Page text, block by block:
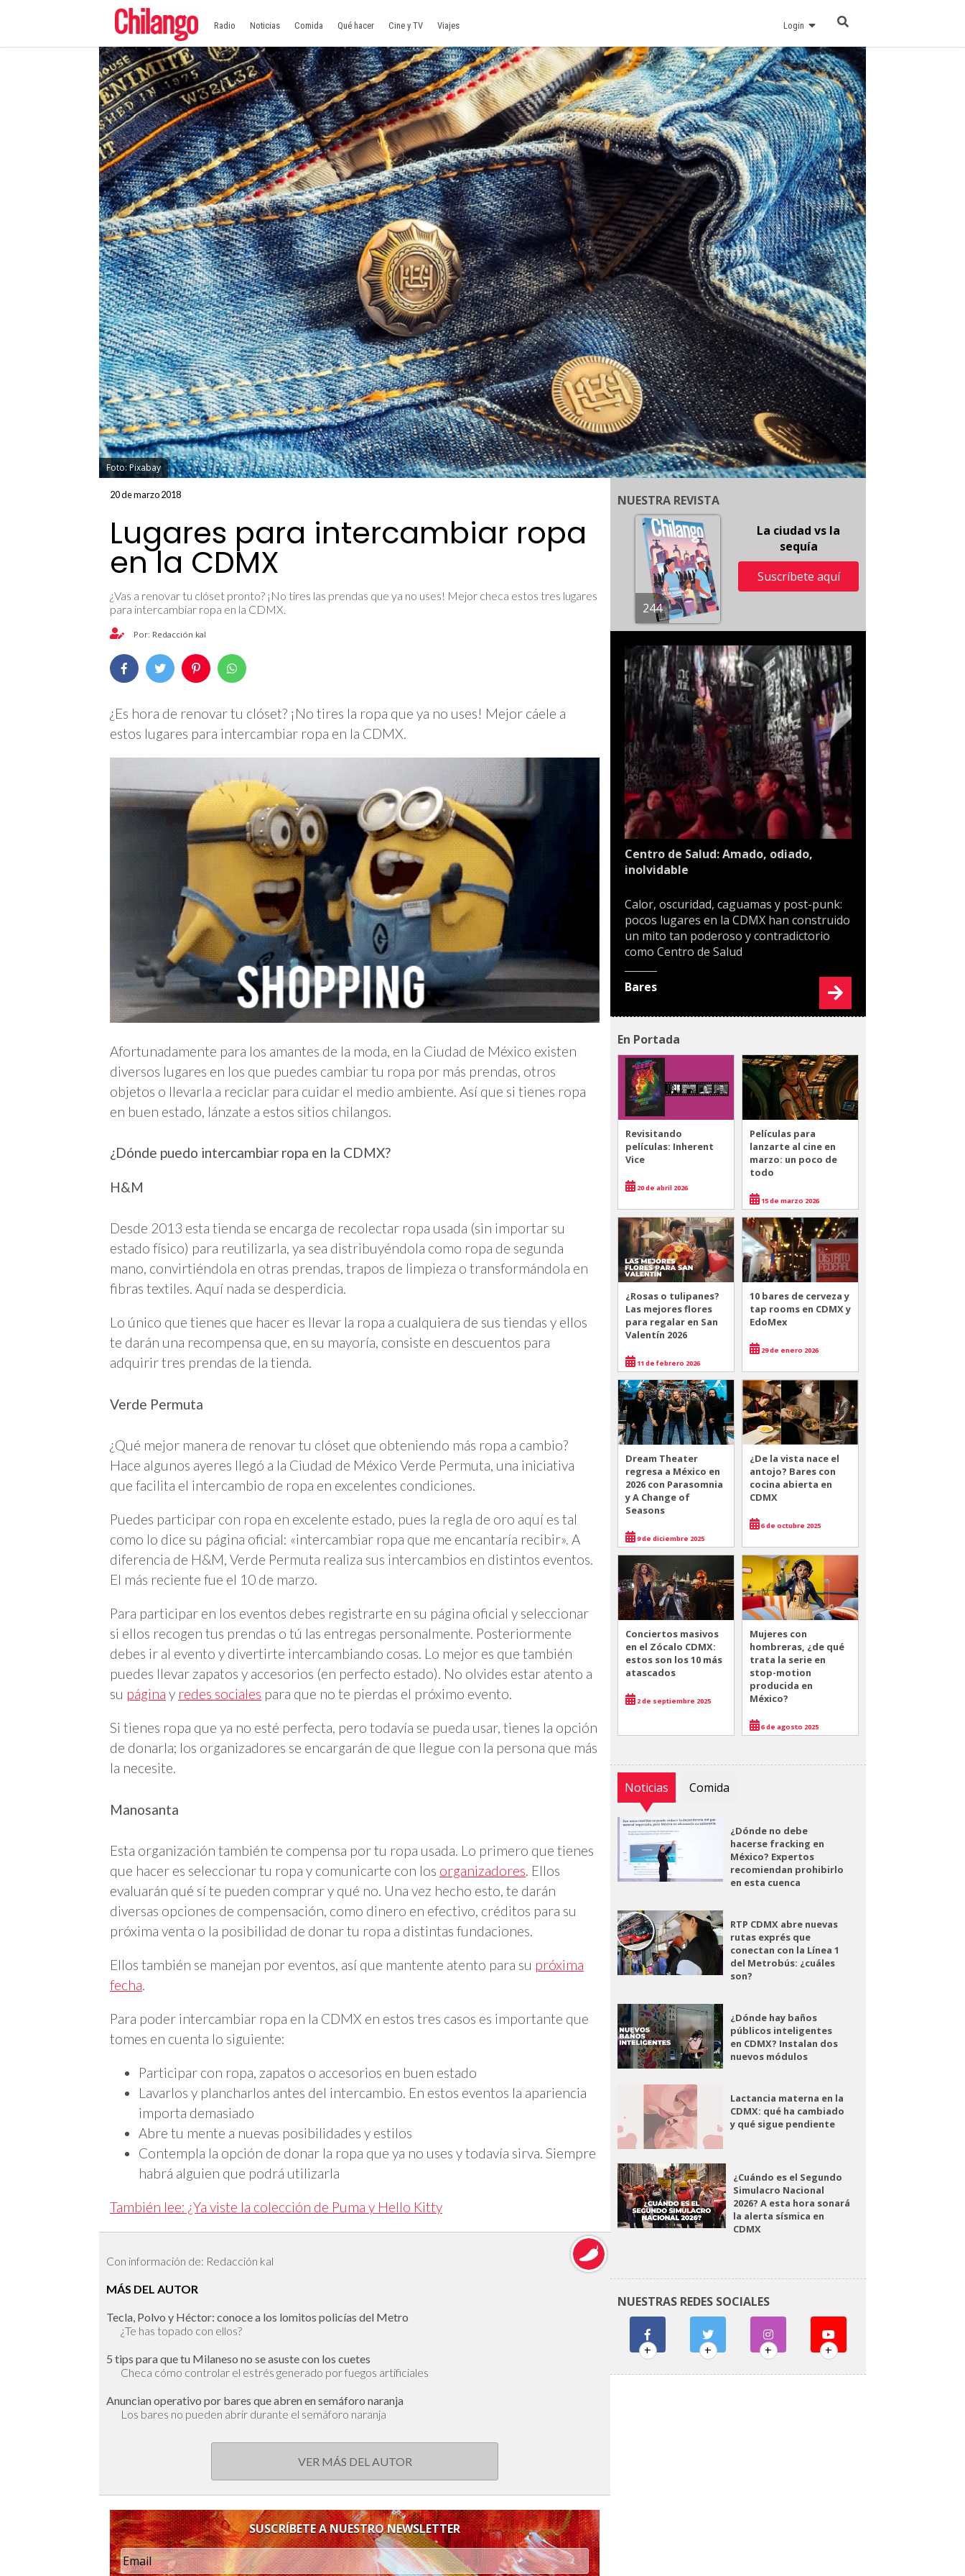
Radio Noticias Comida Qué hacer Cine y TV Viajes Login
Foto: Pixabay
20 de marzo 2018
Lugares para intercambiar ropa
en la CDMX
¿Vas a renovar tu clóset pronto? ¡No tires las prendas que ya no uses! Mejor checa estos tres lugares
para intercambiar ropa en la CDMX.
Por: Redacción kal
¿Es hora de renovar tu clóset? ¡No tires la ropa que ya no uses! Mejor cáele a
estos lugares para intercambiar ropa en la CDMX.
Afortunadamente para los amantes de la moda, en la Ciudad de México existen
diversos lugares en los que puedes cambiar tu ropa por más prendas, otros
objetos o llevarla a reciclar para cuidar el medio ambiente. Así que si tienes ropa
en buen estado, lánzate a estos sitios chilangos.
¿Dónde puedo intercambiar ropa en la CDMX?
H&M
Desde 2013 esta tienda se encarga de recolectar ropa usada (sin importar su
estado físico) para reutilizarla, ya sea distribuyéndola como ropa de segunda
mano, convirtiéndola en otras prendas, trapos de limpieza o transformándola en
fibras textiles. Aquí nada se desperdicia.
Lo único que tienes que hacer es llevar la ropa a cualquiera de sus tiendas y ellos
te darán una recompensa que, en su mayoría, consiste en descuentos para
adquirir tres prendas de la tienda.
Verde Permuta
¿Qué mejor manera de renovar tu clóset que obteniendo más ropa a cambio?
Hace algunos ayeres llegó a la Ciudad de México Verde Permuta, una iniciativa
que facilita el intercambio de ropa en excelentes condiciones.
Puedes participar con ropa en excelente estado, pues la regla de oro aquí es tal
como lo dice su página oficial: «intercambiar ropa que me encantaría recibir». A
diferencia de H&M, Verde Permuta realiza sus intercambios en distintos eventos.
El más reciente fue el 10 de marzo.
Para participar en los eventos debes registrarte en su página oficial y seleccionar
si ellos recogen tus prendas o tú las entregas personalmente. Posteriormente
debes ir al evento y divertirte intercambiando cosas. Lo mejor es que también
puedes llevar zapatos y accesorios (en perfecto estado). No olvides estar atento a
su página y redes sociales para que no te pierdas el próximo evento.
Si tienes ropa que ya no esté perfecta, pero todavía se pueda usar, tienes la opción
de donarla; los organizadores se encargarán de que llegue con la persona que más
la necesite.
Manosanta
Esta organización también te compensa por tu ropa usada. Lo primero que tienes
que hacer es seleccionar tu ropa y comunicarte con los organizadores. Ellos
evaluarán qué sí te pueden comprar y qué no. Una vez hecho esto, te darán
diversas opciones de compensación, como dinero en efectivo, créditos para su
próxima venta o la posibilidad de donar tu ropa a distintas fundaciones.
Ellos también se manejan por eventos, así que mantente atento para su próxima
fecha.
Para poder intercambiar ropa en la CDMX en estos tres casos es importante que
tomes en cuenta lo siguiente:
Participar con ropa, zapatos o accesorios en buen estado
Lavarlos y plancharlos antes del intercambio. En estos eventos la apariencia
importa demasiado
Abre tu mente a nuevas posibilidades y estilos
Contempla la opción de donar la ropa que ya no uses y todavía sirva. Siempre
habrá alguien que podrá utilizarla
También lee: ¿Ya viste la colección de Puma y Hello Kitty
Con información de: Redacción kal
MÁS DEL AUTOR
Tecla, Polvo y Héctor: conoce a los lomitos policías del Metro
¿Te has topado con ellos?
5 tips para que tu Milaneso no se asuste con los cuetes
Checa cómo controlar el estrés generado por fuegos artificiales
Anuncian operativo por bares que abren en semáforo naranja
Los bares no pueden abrir durante el semáforo naranja
VER MÁS DEL AUTOR
SUSCRÍBETE A NUESTRO NEWSLETTER
NUESTRA REVISTA
244
La ciudad vs la
sequía
Suscríbete aquí
Centro de Salud: Amado, odiado,
inolvidable
Calor, oscuridad, caguamas y post-punk:
pocos lugares en la CDMX han construido
un mito tan poderoso y contradictorio
como Centro de Salud
Bares
En Portada
Revisitando
películas: Inherent
Vice
20 de abril 2026
Películas para
lanzarte al cine en
marzo: un poco de
todo
15 de marzo 2026
¿Rosas o tulipanes?
Las mejores flores
para regalar en San
Valentín 2026
11 de febrero 2026
10 bares de cerveza y
tap rooms en CDMX y
EdoMex
29 de enero 2026
Dream Theater
regresa a México en
2026 con Parasomnia
y A Change of
Seasons
9 de diciembre 2025
¿De la vista nace el
antojo? Bares con
cocina abierta en
CDMX
6 de octubre 2025
Conciertos masivos
en el Zócalo CDMX:
estos son los 10 más
atascados
2 de septiembre 2025
Mujeres con
hombreras, ¿de qué
trata la serie en
stop-motion
producida en
México?
6 de agosto 2025
Noticias Comida
¿Dónde no debe
hacerse fracking en
México? Expertos
recomiendan prohibirlo
en esta cuenca
RTP CDMX abre nuevas
rutas exprés que
conectan con la Línea 1
del Metrobús: ¿cuáles
son?
¿Dónde hay baños
públicos inteligentes
en CDMX? Instalan dos
nuevos módulos
Lactancia materna en la
CDMX: qué ha cambiado
y qué sigue pendiente
¿Cuándo es el Segundo
Simulacro Nacional
2026? A esta hora sonará
la alerta sísmica en
CDMX
NUESTRAS REDES SOCIALES
+ + + +